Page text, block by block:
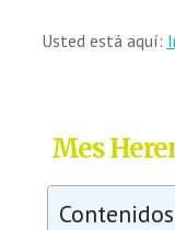
Usted está aquí:
Mes
Contenidos